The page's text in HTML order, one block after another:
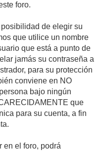
foro.
de elegir su
que utilice un nombre
que está a punto de
jamás su contraseña a
para su protección
conviene en NO
bajo ningún
que
para su cuenta, a fin
en el foro, podrá